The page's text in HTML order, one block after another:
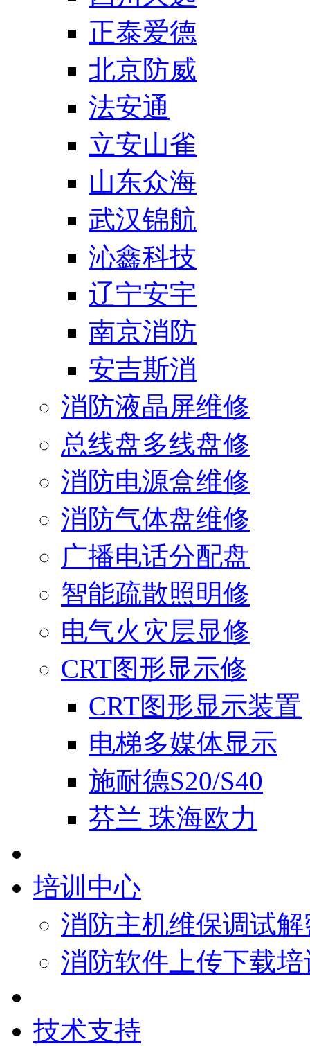
正泰爱德
北京防威
法安通
立安山雀
山东众海
武汉锦航
沁鑫科技
辽宁安宇
南京消防
安吉斯消
消防液晶屏维修
总线盘多线盘修
消防电源盒维修
消防气体盘维修
广播电话分配盘
智能疏散照明修
电气火灾层显修
CRT图形显示修
CRT图形显示装置
电梯多媒体显示
施耐德S20/S40
芬兰 珠海欧力
培训中心
消防主机维保调试解
消防软件上传下载培
技术支持